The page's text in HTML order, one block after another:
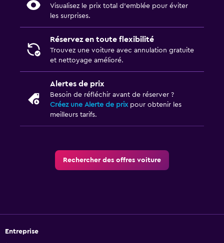
Visualisez le prix total d’emblée pour éviter
les surprises.
Réservez en toute flexibilité
Trouvez une voiture avec annulation gratuite
et nettoyage amélioré.
Alertes de prix
Besoin de réfléchir avant de réserver ?
Créez une Alerte de prixpour obtenir les
meilleurs tarifs.
Rechercher des offres voiture
Entreprise